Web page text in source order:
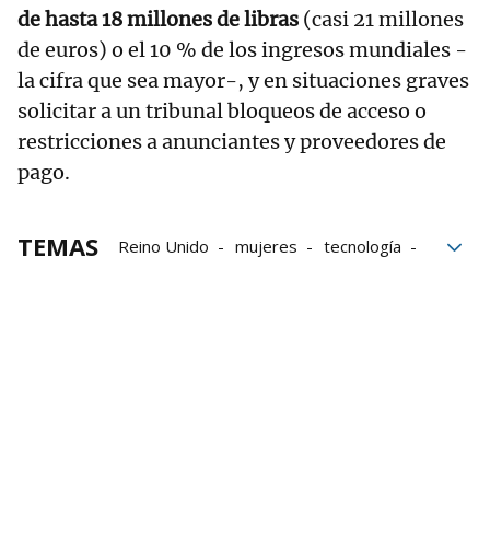
de hasta 18 millones de libras (casi 21 millones
de euros) o el 10 % de los ingresos mundiales -
la cifra que sea mayor-, y en situaciones graves
solicitar a un tribunal bloqueos de acceso o
restricciones a anunciantes y proveedores de
pago.
TEMAS Reino Unido mujeres
tecnología